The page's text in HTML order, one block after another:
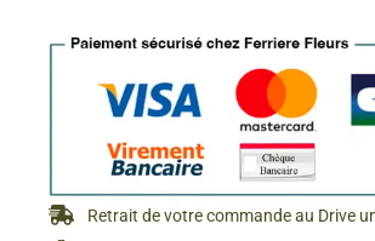
Retrait de votre commande au Drive